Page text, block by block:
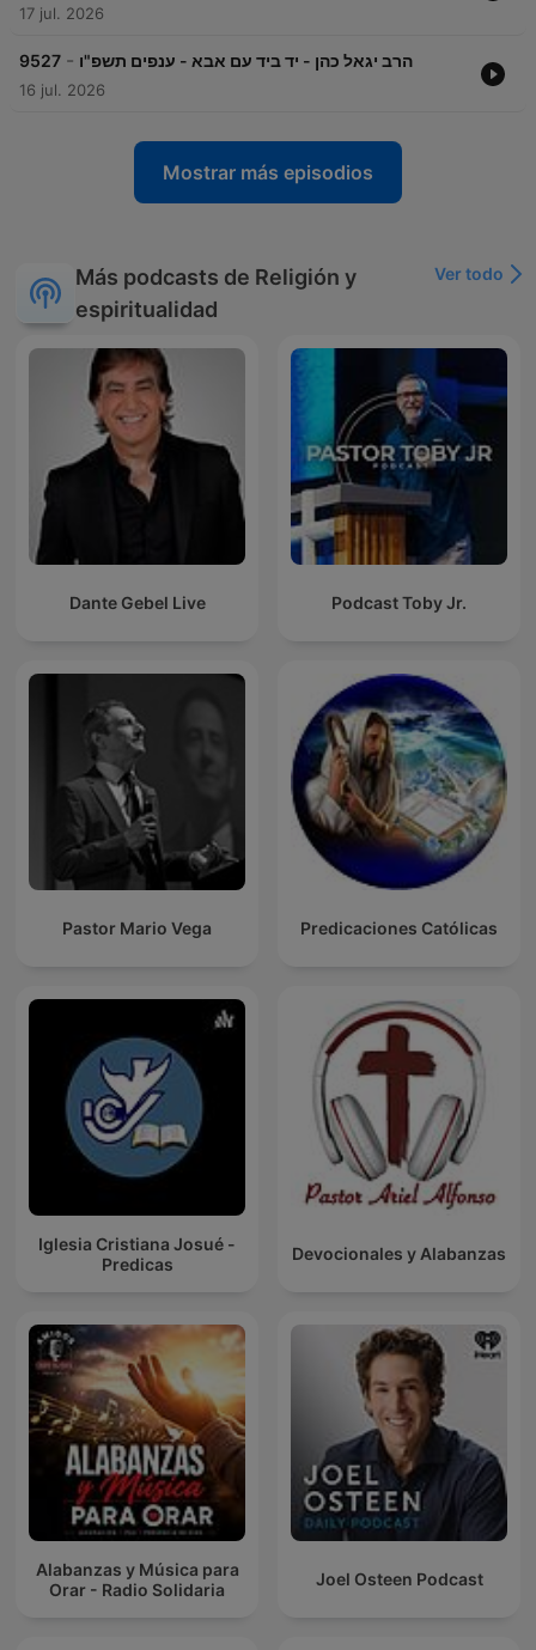
17 jul. 2026
9527 - הרב יגאל כהן - יד ביד עם אבא - ענפים תשפ"ו
16 jul. 2026
Mostrar más episodios
Más podcasts de Religión y
espiritualidad
Ver todo
Dante Gebel Live Podcast Toby Jr.
Pastor Mario Vega Predicaciones Católicas
Iglesia Cristiana Josué -
Predicas
Devocionales y Alabanzas
Alabanzas y Música para
Orar - Radio Solidaria
Joel Osteen Podcast